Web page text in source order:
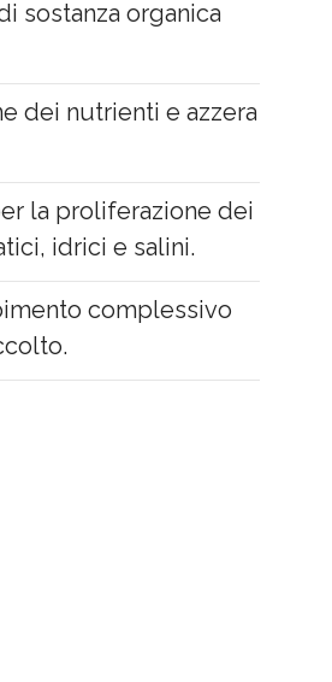
sostanza organica
dei nutrienti e azzera
la proliferazione dei
idrici e salini.
complessivo